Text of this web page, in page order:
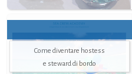
Come diventare hostess
e steward di bordo